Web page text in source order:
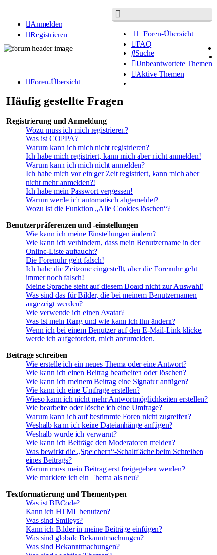
Foren-Übersicht
FAQ
Suche
Unbeantwortete Themen
Aktive Themen
Anmelden
Registrieren
Foren-Übersicht
Häufig gestellte Fragen
Registrierung und Anmeldung
Wozu muss ich mich registrieren?
Was ist COPPA?
Warum kann ich mich nicht registrieren?
Ich habe mich registriert, kann mich aber nicht anmelden!
Warum kann ich mich nicht anmelden?
Ich habe mich vor einiger Zeit registriert, kann mich aber
nicht mehr anmelden?!
Ich habe mein Passwort vergessen!
Warum werde ich automatisch abgemeldet?
Wozu ist die Funktion „Alle Cookies löschen“?
Benutzerpräferenzen und -einstellungen
Wie kann ich meine Einstellungen ändern?
Wie kann ich verhindern, dass mein Benutzername in der
Online-Liste auftaucht?
Die Forenuhr geht falsch!
Ich habe die Zeitzone eingestellt, aber die Forenuhr geht
immer noch falsch!
Meine Sprache steht auf diesem Board nicht zur Auswahl!
Was sind das für Bilder, die bei meinem Benutzernamen
angezeigt werden?
Wie verwende ich einen Avatar?
Was ist mein Rang und wie kann ich ihn ändern?
Wenn ich bei einem Benutzer auf den E-Mail-Link klicke,
werde ich aufgefordert, mich anzumelden.
Beiträge schreiben
Wie erstelle ich ein neues Thema oder eine Antwort?
Wie kann ich einen Beitrag bearbeiten oder löschen?
Wie kann ich meinem Beitrag eine Signatur anfügen?
Wie kann ich eine Umfrage erstellen?
Wieso kann ich nicht mehr Antwortmöglichkeiten erstellen?
Wie bearbeite oder lösche ich eine Umfrage?
Warum kann ich auf bestimmte Foren nicht zugreifen?
Weshalb kann ich keine Dateianhänge anfügen?
Weshalb wurde ich verwarnt?
Wie kann ich Beiträge den Moderatoren melden?
Was bewirkt die „Speichern“-Schaltfläche beim Schreiben
eines Beitrags?
Warum muss mein Beitrag erst freigegeben werden?
Wie markiere ich ein Thema als neu?
Textformatierung und Thementypen
Was ist BBCode?
Kann ich HTML benutzen?
Was sind Smileys?
Kann ich Bilder in meine Beiträge einfügen?
Was sind globale Bekanntmachungen?
Was sind Bekanntmachungen?